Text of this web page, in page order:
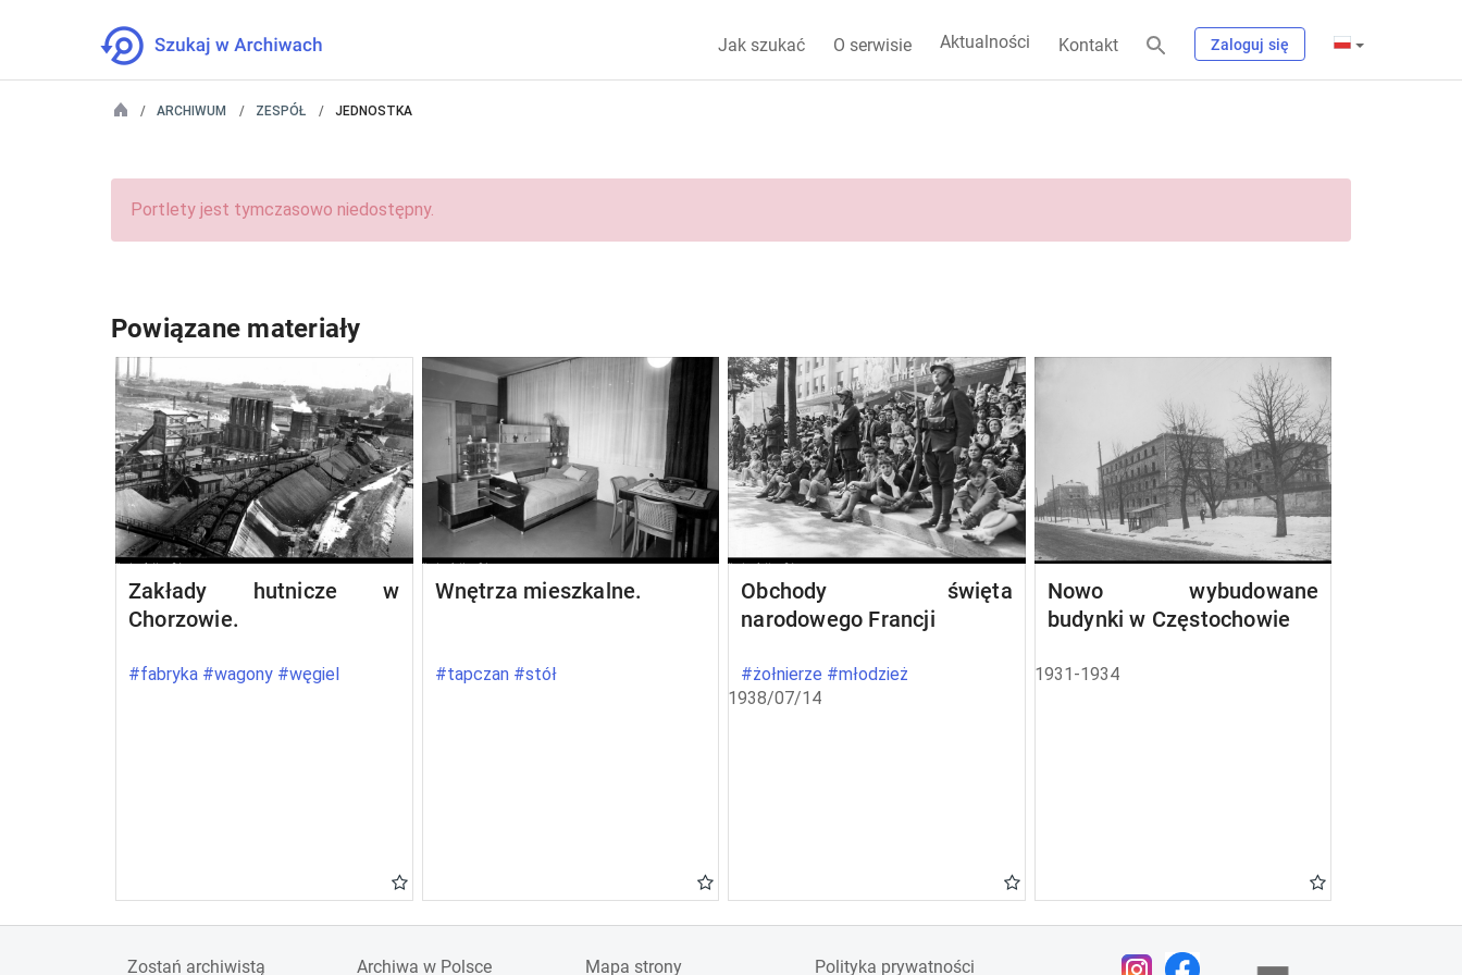
Jak szukać O serwisie Aktualności Kontakt Zaloguj się
ARCHIWUM ZESPÓŁ JEDNOSTKA
Portlety jest tymczasowo niedostępny.
Powiązane materiały
Zakłady hutnicze w
Chorzowie.
#fabryka #wagony #węgiel
Wnętrza mieszkalne.
#tapczan #stół
Obchody święta
narodowego Francji
#żołnierze #młodzież
1938/07/14
Nowo wybudowane
budynki w Częstochowie
1931-1934
Zostań archiwistą Archiwa w Polsce Mapa strony Polityka prywatności